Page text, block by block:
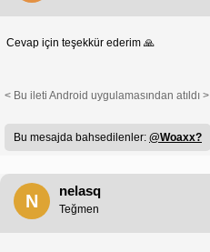
Cevap için teşekkür ederim 🙏
< Bu ileti Android uygulamasından atıldı >
Bu mesajda bahsedilenler: @Woaxx?
N
nelasq
Teğmen